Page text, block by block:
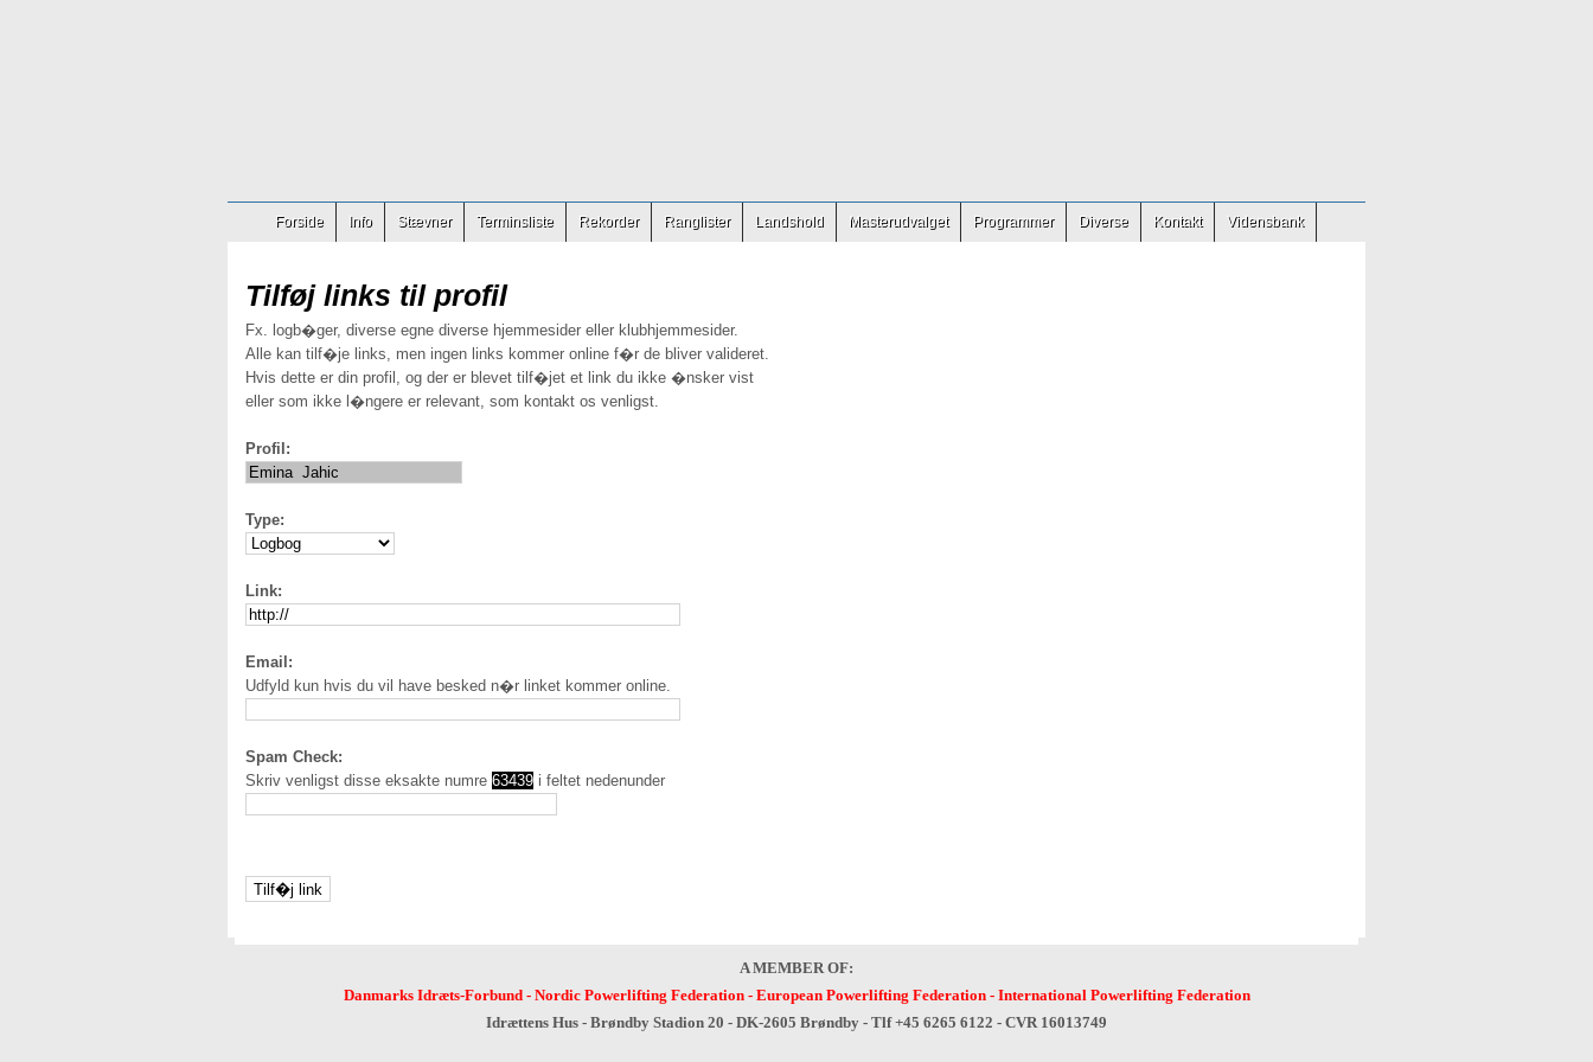
Forside Info Stævner Terminsliste Rekorder Ranglister Landshold Masterudvalget Programmer Diverse Kontakt Vidensbank
Tilføj links til profil
Fx. logb�ger, diverse egne diverse hjemmesider eller klubhjemmesider.
Alle kan tilf�je links, men ingen links kommer online f�r de bliver valideret.
Hvis dette er din profil, og der er blevet tilf�jet et link du ikke �nsker vist
eller som ikke l�ngere er relevant, som kontakt os venligst.
Profil:
Type:
Link:
Email:
Udfyld kun hvis du vil have besked n�r linket kommer online.
Spam Check:
Skriv venligst disse eksakte numre 63439 i feltet nedenunder
A MEMBER OF:
Danmarks Idræts-Forbund- Nordic Powerlifting Federation- European Powerlifting Federation- International Powerlifting Federation
Idrættens Hus - Brøndby Stadion 20 - DK-2605 Brøndby - Tlf +45 6265 6122 - CVR 16013749